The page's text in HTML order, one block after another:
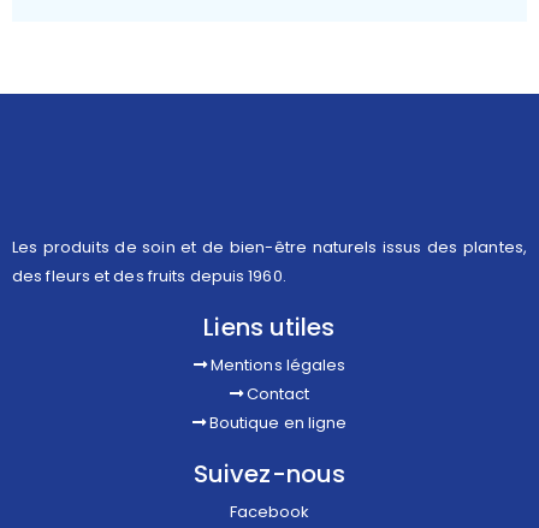
Les produits de soin et de bien-être naturels issus des plantes,
des fleurs et des fruits depuis 1960.
Liens utiles
Mentions légales
Contact
Boutique en ligne
Suivez-nous
Facebook